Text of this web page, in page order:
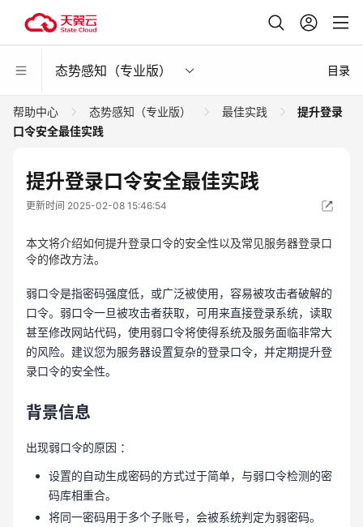
态势感知（专业版） 目录
帮助中心 态势感知（专业版） 最佳实践
提升登录
口令安全最佳实践
提升登录口令安全最佳实践
更新时间 2025-02-08 15:46:54
本文将介绍如何提升登录口令的安全性以及常见服务器登录口
令的修改方法。
弱口令是指密码强度低，或广泛被使用，容易被攻击者破解的
口令。弱口令一旦被攻击者获取，可用来直接登录系统，读取
甚至修改网站代码，使用弱口令将使得系统及服务面临非常大
的风险。建议您为服务器设置复杂的登录口令，并定期提升登
录口令的安全性。
背景信息
出现弱口令的原因 ：
设置的自动生成密码的方式过于简单，与弱口令检测的密
码库相重合。
将同一密码用于多个子账号，会被系统判定为弱密码。